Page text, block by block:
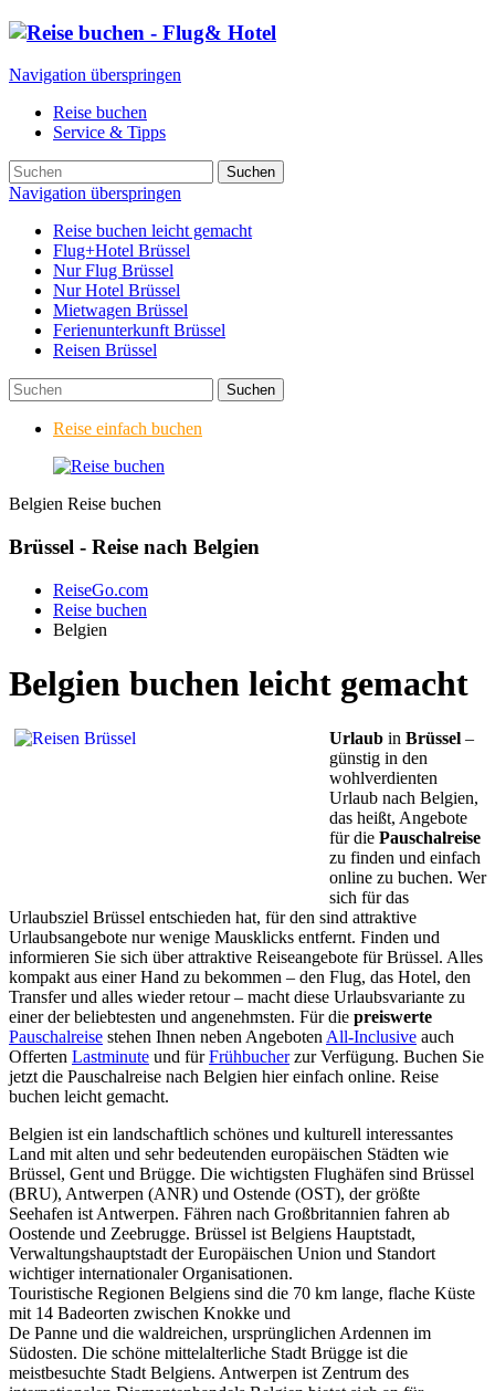
Navigation überspringen
Reise buchen
Service & Tipps
Suchen
Navigation überspringen
Reise buchen leicht gemacht
Flug+Hotel Brüssel
Nur Flug Brüssel
Nur Hotel Brüssel
Mietwagen Brüssel
Ferienunterkunft Brüssel
Reisen Brüssel
Suchen
Reise einfach buchen
Belgien Reise buchen
Brüssel - Reise nach Belgien
ReiseGo.com
Reise buchen
Belgien
Belgien buchen leicht gemacht
Urlaub in Brüssel –
günstig in den
wohlverdienten
Urlaub nach Belgien,
das heißt, Angebote
für die Pauschalreise
zu finden und einfach
online zu buchen. Wer
sich für das
Urlaubsziel Brüssel entschieden hat, für den sind attraktive
Urlaubsangebote nur wenige Mausklicks entfernt. Finden und
informieren Sie sich über attraktive Reiseangebote für Brüssel. Alles
kompakt aus einer Hand zu bekommen – den Flug, das Hotel, den
Transfer und alles wieder retour – macht diese Urlaubsvariante zu
einer der beliebtesten und angenehmsten. Für die preiswerte
Pauschalreise stehen Ihnen neben Angeboten All-Inclusive auch
Offerten Lastminute und fürFrühbucherzur Verfügung. Buchen Sie
jetzt die Pauschalreise nach Belgien hier einfach online. Reise
buchen leicht gemacht.
Belgien ist ein landschaftlich schönes und kulturell interessantes
Land mit alten und sehr bedeutenden europäischen Städten wie
Brüssel, Gent und Brügge. Die wichtigsten Flughäfen sind Brüssel
(BRU), Antwerpen (ANR) und Ostende (OST), der größte
Seehafen ist Antwerpen. Fähren nach Großbritannien fahren ab
Oostende und Zeebrugge. Brüssel ist Belgiens Hauptstadt,
Verwaltungshauptstadt der Europäischen Union und Standort
wichtiger internationaler Organisationen.
Touristische Regionen Belgiens sind die 70 km lange, flache Küste
mit 14 Badeorten zwischen Knokke und
De Panne und die waldreichen, ursprünglichen Ardennen im
Südosten. Die schöne mittelalterliche Stadt Brügge ist die
meistbesuchte Stadt Belgiens. Antwerpen ist Zentrum des